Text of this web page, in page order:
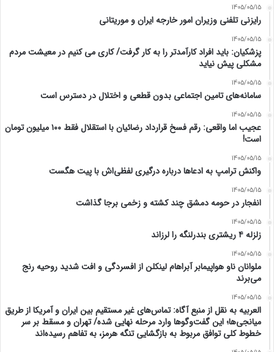
1405/05/15
رایزنی تلفنی وزیران امور خارجه ایران و موریتانی
1405/05/15
پزشکیان: باید افراد کارآمدتر را به کار گرفت/ کاری می کنیم در معیشت مردم
مشکلی پیش نیاید
1405/05/15
سامانه‌های تامین اجتماعی بدون قطعی و اختلال در دسترس است
1405/05/15
عجیب اما واقعی: رقم فسخ قرارداد رضائیان با استقلال فقط ۱۰۰ میلیون تومان
است!
1405/05/15
واکنش ترامپ به ادعاها درباره درگیری لفظی‌اش با پیت هگست
1405/05/15
انفجار در حومه دمشق چند کشته و زخمی برجا گذاشت
1405/05/15
زلزله ۴ ریشتری بندرلنگه را لرزاند
1405/05/15
ملوانان ناو هواپیمابر آبراهام لینکلن از افسردگی و افت شدید روحیه رنج
می‌برند
1405/05/15
العربیه به نقل از منبع آگاه: تماس‌های غیر مستقیم بین ایران و آمریکا از طریق
میانجی‌ها؛ این گفت‌و‌گو‌ها وارد مرحله نهایی شده/ تهران و مسقط بر سر
خطوط کلی توافق مربوط به بازگشایی تنگه هرمز، به تفاهم رسیده‌اند